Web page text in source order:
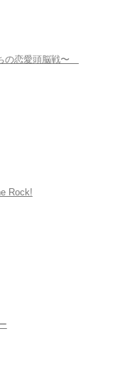
の恋愛頭脳戦〜
Rock!